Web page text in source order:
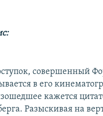
совершенный
в его
кажется
Разыскивая на